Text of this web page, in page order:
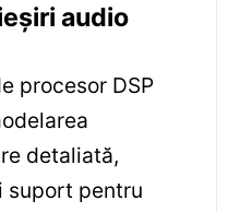
audio
procesor DSP
detaliată,
suport pentru